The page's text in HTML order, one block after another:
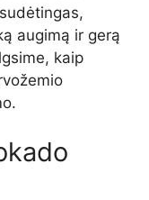
augimą ir gerą
kaip